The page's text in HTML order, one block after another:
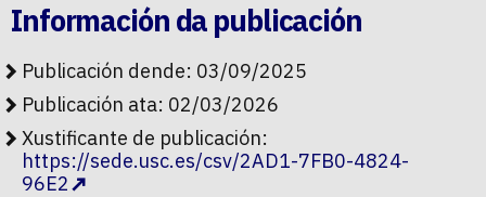
Información da publicación
Publicación dende: 03/09/2025
Publicación ata: 02/03/2026
Xustificante de publicación:
https://sede.usc.es/csv/2AD1-7FB0-4824-
96E2